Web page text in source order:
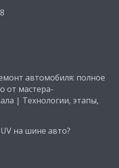
автомобиля: полное
от мастера-
| Технологии, этапы,
на шине авто?